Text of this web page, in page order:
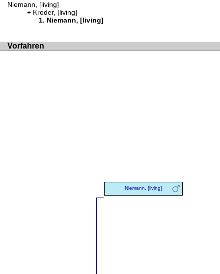
Niemann, [living]
Kroder, [living]
Niemann, [living]
Vorfahren
Niemann, [living]